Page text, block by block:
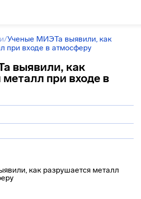
/Ученые МИЭТа выявили, как
при входе в атмосферу
выявили, как
при входе в